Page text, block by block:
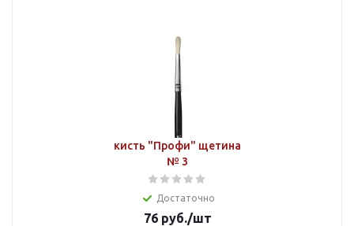
кисть "Профи" щетина
№ 3
Достаточно
76руб./шт